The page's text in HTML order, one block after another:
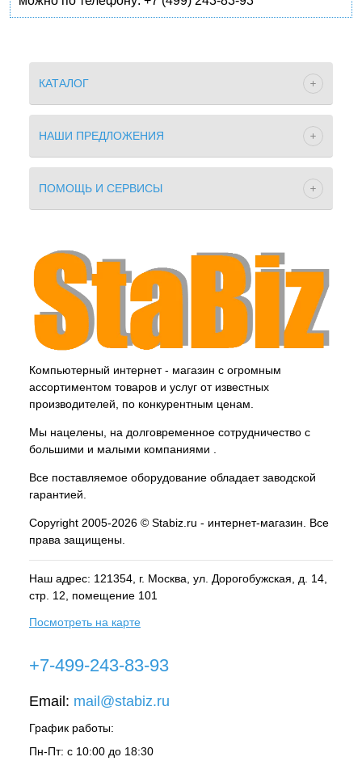
КАТАЛОГ
НАШИ ПРЕДЛОЖЕНИЯ
ПОМОЩЬ И СЕРВИСЫ
Компьютерный интернет - магазин с огромным
ассортиментом товаров и услуг от известных
производителей, по конкурентным ценам.
Мы нацелены, на долговременное сотрудничество с
большими и малыми компаниями .
Все поставляемое оборудование обладает заводской
гарантией.
Copyright 2005-2026 © Stabiz.ru - интернет-магазин. Все
права защищены.
Наш адрес: 121354, г. Москва , ул. Дорогобужская, д. 14,
стр. 12, помещение 101
Посмотреть на карте
+7-499-243-83-93
Email: mail@stabiz.ru
График работы:
Пн-Пт: с 10:00 до 18:30